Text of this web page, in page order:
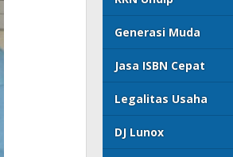
Generasi Muda
Jasa ISBN Cepat
Legalitas Usaha
DJ Lunox